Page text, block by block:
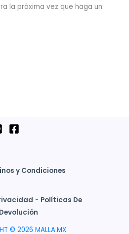
la próxima vez que haga un
y Condiciones
- Políticas De
Devolución
© 2026 MALLA.MX